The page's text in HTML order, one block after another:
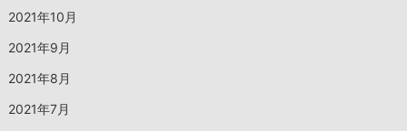
2021年10月
2021年9月
2021年8月
2021年7月